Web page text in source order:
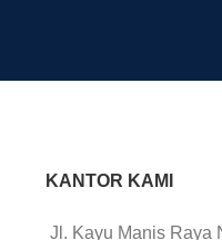
KANTOR KAMI
Jl. Kayu Manis Raya